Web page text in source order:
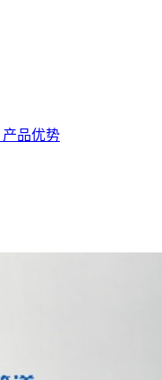
产品优势